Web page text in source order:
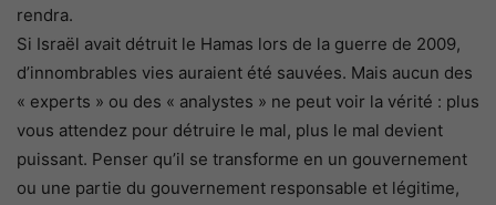
rendra.
Si Israël avait détruit le Hamas lors de la guerre de 2009,
d’innombrables vies auraient été sauvées. Mais aucun des
« experts » ou des « analystes » ne peut voir la vérité : plus
vous attendez pour détruire le mal, plus le mal devient
puissant. Penser qu’il se transforme en un gouvernement
ou une partie du gouvernement responsable et légitime,